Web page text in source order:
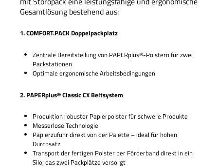
Gesamtlösung bestehend aus:
1. COMFORT.PACK Doppelpackplatz
Zentrale Bereitstellung von PAPERplus®-Polstern für zwei
Packstationen
Optimale ergonomische Arbeitsbedingungen
2. PAPERplus® Classic CX Beltsystem
Produktion robuster Papierpolster für schwere Produkte
Messerlose Technologie
Papierzufuhr direkt von der Palette – ideal für hohen
Durchsatz
Transport der fertigen Polster per Förderband direkt in ein
Silo, das zwei Packplätze versorgt